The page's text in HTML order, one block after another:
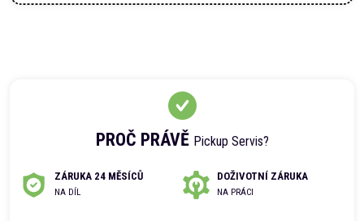
PROČ PRÁVĚ Pickup Servis?
ZÁRUKA 24 MĚSÍCŮ
NA DÍL
DOŽIVOTNÍ ZÁRUKA
NA PRÁCI